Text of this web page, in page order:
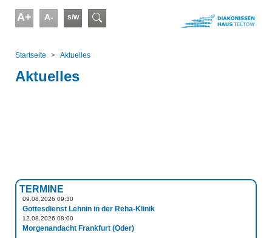
A+ A- s/w Suchformular
Startseite
Aktuelles
Aktuelles
TERMINE
09.08.2026 09:30
Gottesdienst Lehnin in der Reha-Klinik
12.08.2026 08:00
Morgenandacht Frankfurt (Oder)